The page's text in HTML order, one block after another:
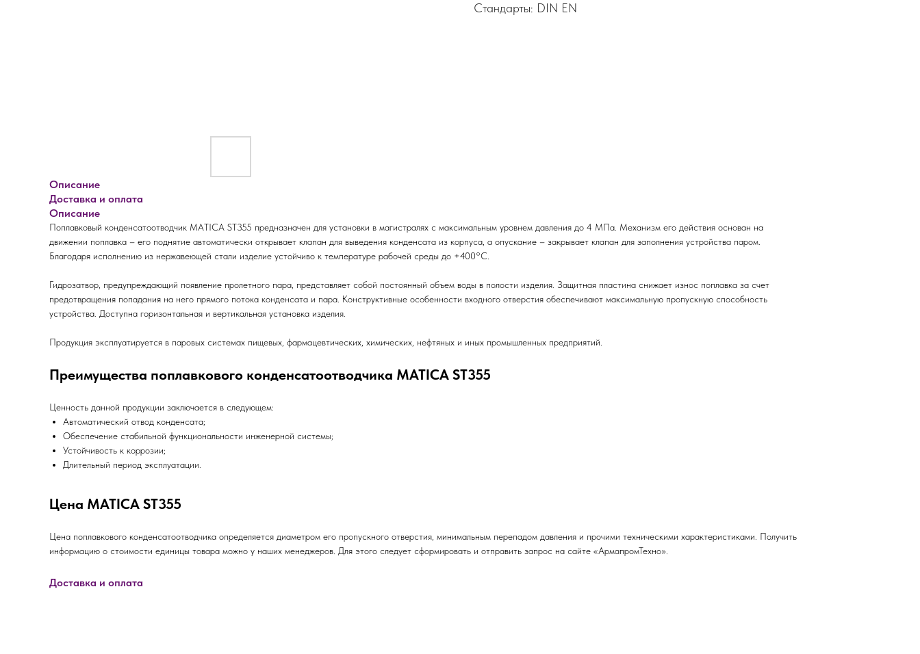
Стандарты: DIN EN
Описание
Доставка и оплата
Описание
Поплавковый конденсатоотводчик MATICA ST355 предназначен для установки в магистралях с максимальным уровнем давления до 4 МПа. Механизм его действия основан на
движении поплавка – его поднятие автоматически открывает клапан для выведения конденсата из корпуса, а опускание – закрывает клапан для заполнения устройства паром.
Благодаря исполнению из нержавеющей стали изделие устойчиво к температуре рабочей среды до +400°C.
Гидрозатвор, предупреждающий появление пролетного пара, представляет собой постоянный объем воды в полости изделия. Защитная пластина снижает износ поплавка за счет
предотвращения попадания на него прямого потока конденсата и пара. Конструктивные особенности входного отверстия обеспечивают максимальную пропускную способность
устройства. Доступна горизонтальная и вертикальная установка изделия.
Продукция эксплуатируется в паровых системах пищевых, фармацевтических, химических, нефтяных и иных промышленных предприятий.
Преимущества поплавкового конденсатоотводчика MATICA ST355
Ценность данной продукции заключается в следующем:
Автоматический отвод конденсата;
Обеспечение стабильной функциональности инженерной системы;
Устойчивость к коррозии;
Длительный период эксплуатации.
Цена MATICA ST355
Цена поплавкового конденсатоотводчика определяется диаметром его пропускного отверстия, минимальным перепадом давления и прочими техническими характеристиками. Получить
информацию о стоимости единицы товара можно у наших менеджеров. Для этого следует сформировать и отправить запрос на сайте «АрмапромТехно».
Доставка и оплата